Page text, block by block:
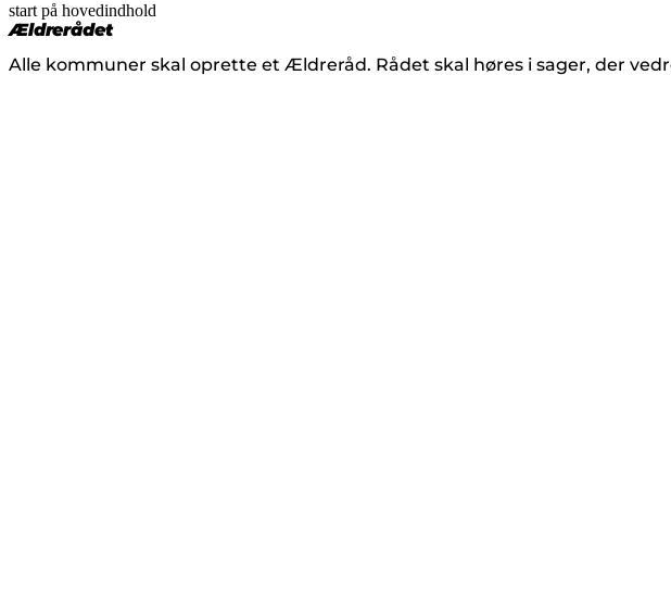
start på hovedindhold
Ældrerådet
Alle kommuner skal oprette et Ældreråd. Rådet skal høres i sager, der
senest opdateret 29. juli 2026